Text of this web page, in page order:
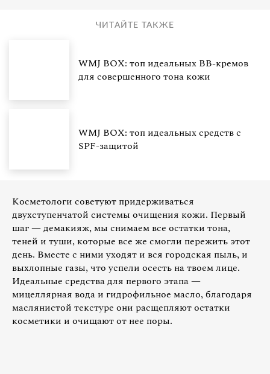
ЧИТАЙТЕ ТАКЖЕ
WMJ BOX: топ идеальных BB-кремов
для совершенного тона кожи
WMJ BOX: топ идеальных средств с
SPF-защитой
Косметологи советуют придерживаться
двухступенчатой системы очищения кожи. Первый
шаг — демакияж, мы снимаем все остатки тона,
теней и туши, которые все же смогли пережить этот
день. Вместе с ними уходят и вся городская пыль, и
выхлопные газы, что успели осесть на твоем лице.
Идеальные средства для первого этапа —
мицеллярная вода и гидрофильное масло, благодаря
маслянистой текстуре они расщепляют остатки
косметики и очищают от нее поры.